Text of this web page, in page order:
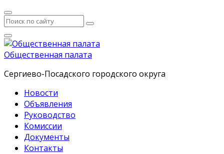
Общественная палата
Сергиево-Посадского городского округа
Новости
Объявления
Руководство
Комиссии
Документы
Контакты